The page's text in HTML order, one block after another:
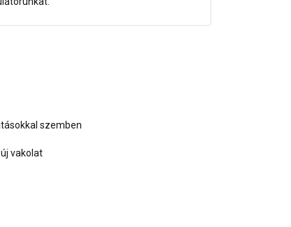
szemben
vakolat